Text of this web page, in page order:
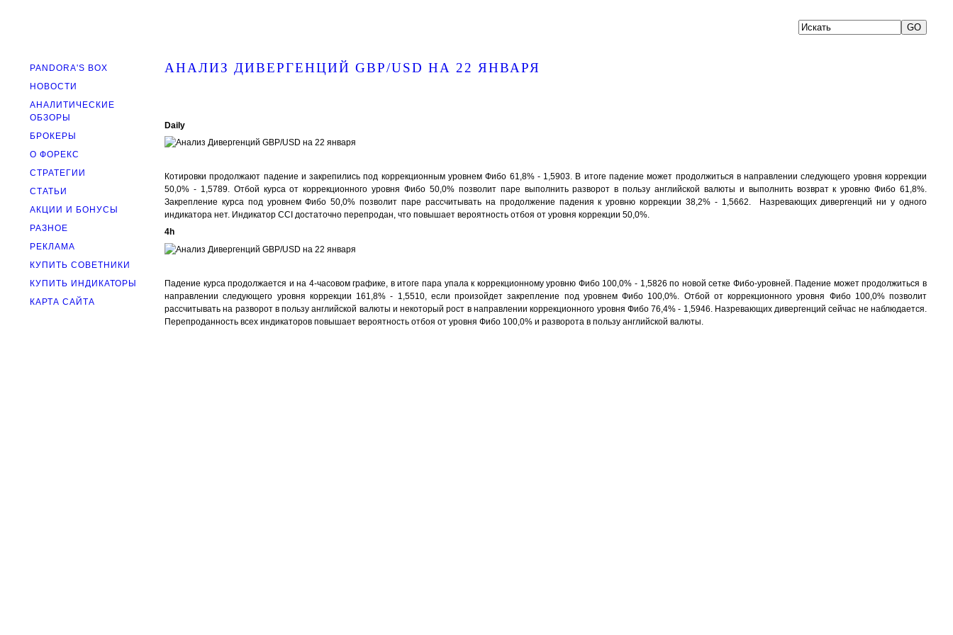
PANDORA'S BOX
НОВОСТИ
АНАЛИТИЧЕСКИЕ
ОБЗОРЫ
БРОКЕРЫ
О ФОРЕКС
СТРАТЕГИИ
СТАТЬИ
АКЦИИ И БОНУСЫ
РАЗНОЕ
РЕКЛАМА
КУПИТЬ СОВЕТНИКИ
КУПИТЬ ИНДИКАТОРЫ
КАРТА САЙТА
АНАЛИЗ ДИВЕРГЕНЦИЙ GBP/USD НА 22 ЯНВАРЯ
Daily
Котировки продолжают падение и закрепились под коррекционным уровнем Фибо 61,8% - 1,5903. В итоге падение может продолжиться в направлении следующего уровня коррекции
50,0% - 1,5789. Отбой курса от коррекционного уровня Фибо 50,0% позволит паре выполнить разворот в пользу английской валюты и выполнить возврат к уровню Фибо 61,8%.
Закрепление курса под уровнем Фибо 50,0% позволит паре рассчитывать на продолжение падения к уровню коррекции 38,2% - 1,5662. Назревающих дивергенций ни у одного
индикатора нет. Индикатор CCI достаточно перепродан, что повышает вероятность отбоя от уровня коррекции 50,0%.
4h
Падение курса продолжается и на 4-часовом графике, в итоге пара упала к коррекционному уровню Фибо 100,0% - 1,5826 по новой сетке Фибо-уровней. Падение может продолжиться в
направлении следующего уровня коррекции 161,8% - 1,5510, если произойдет закрепление под уровнем Фибо 100,0%. Отбой от коррекционного уровня Фибо 100,0% позволит
рассчитывать на разворот в пользу английской валюты и некоторый рост в направлении коррекционного уровня Фибо 76,4% - 1,5946. Назревающих дивергенций сейчас не наблюдается.
Перепроданность всех индикаторов повышает вероятность отбоя от уровня Фибо 100,0% и разворота в пользу английской валюты.